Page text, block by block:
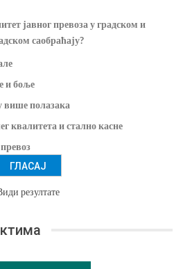
јавног превоза у градском и
саобраћају?
и боље
више полазака
квалитета и стално касне
резултате